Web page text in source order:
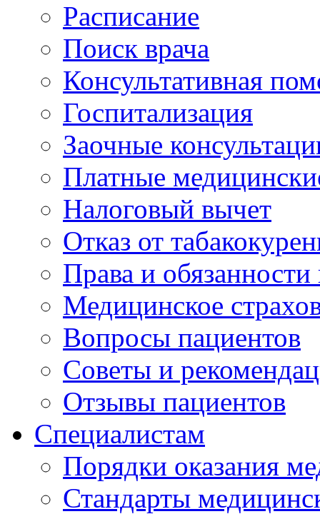
Расписание
Поиск врача
Консультативная
Госпитализация
Заочные
Платные
Налоговый вычет
Отказ от
Права и
Медицинское
Вопросы пациентов
Советы и
Отзывы пациентов
Специалистам
Порядки оказания
Стандарты